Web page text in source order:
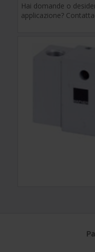
Hai domande o
applicazione?